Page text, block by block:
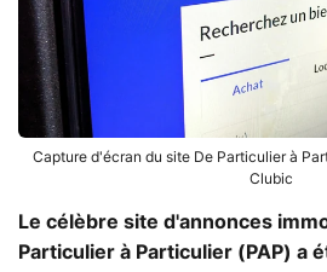
Capture d'écran du site De Particulier à
Clubic
Le célèbre site d'annonces
Particulier à Particulier (PAP) a